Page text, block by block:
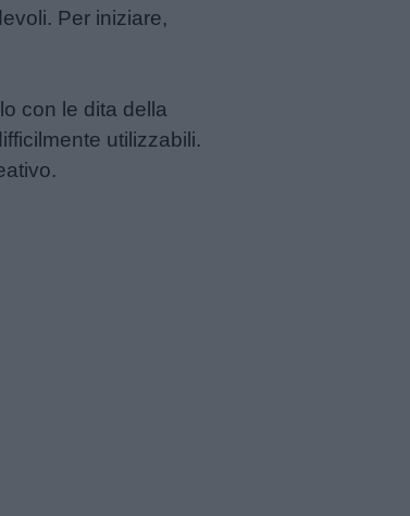
Per iniziare,
con le dita della
utilizzabili.